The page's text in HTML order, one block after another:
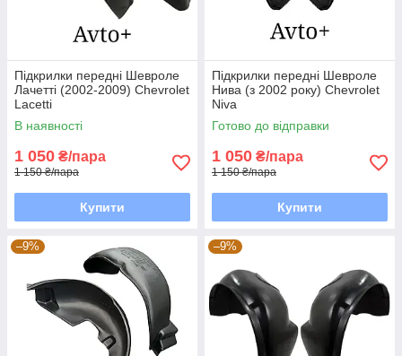
Підкрилки передні Шевроле
Лачетті (2002-2009) Chevrolet
Lacetti
В наявності
1 050 ₴/пара
1 150 ₴/пара
Купити
Підкрилки передні Шевроле
Нива (з 2002 року) Chevrolet
Niva
Готово до відправки
1 050 ₴/пара
1 150 ₴/пара
Купити
–9% –9%